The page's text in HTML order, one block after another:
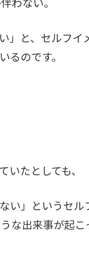
と、セルフイ
るのです。
たとしても、
い」というセ
な出来事が起こ